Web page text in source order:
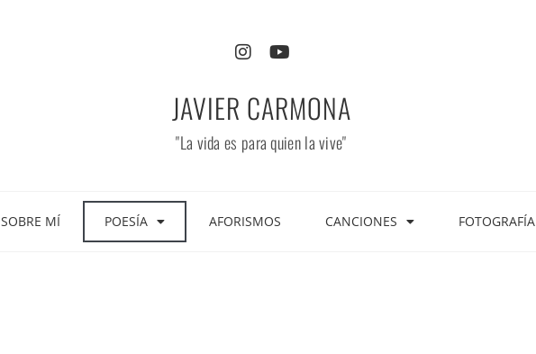
JAVIER CARMONA
"La vida es para quien la vive"
SOBRE MÍ POESÍA AFORISMOS CANCIONES FOTOGRAFÍA